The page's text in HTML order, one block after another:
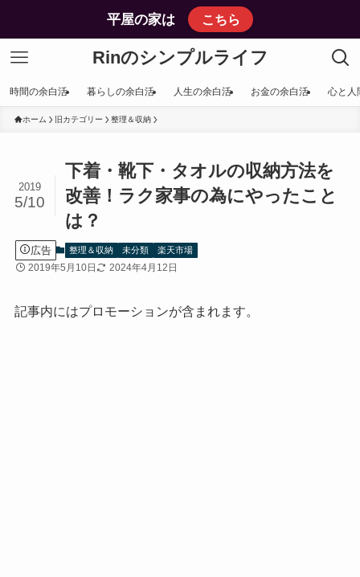
平屋の家は こちら
Rinのシンプルライフ
時間の余白活 暮らしの余白活 人生の余白活 お金の余白活 心と人
ホーム 旧カテゴリー 整理＆収納
下着・靴下・タオルの収納方法を
改善！ラク家事の為にやったこと
は？
2019
5/10
広告 整理＆収納 未分類 楽天市場
2019年5月10日 2024年4月12日
記事内にはプロモーションが含まれます。